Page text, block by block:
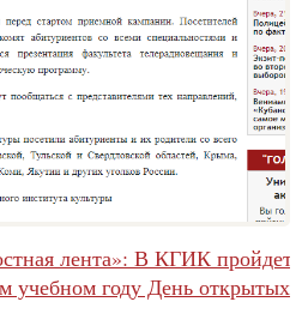
лента»: В КГИК пройдет
учебном году День открытых